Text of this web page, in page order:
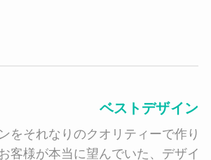
ベストデザイン
をそれなりのクオリティーで作り
客様が本当に望んでいた、デザイ